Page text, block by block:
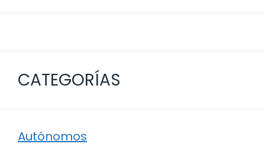
CATEGORÍAS
Autónomos